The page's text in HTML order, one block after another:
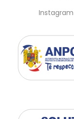
Instagram